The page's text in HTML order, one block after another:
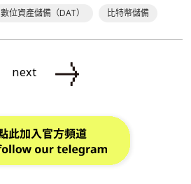
數位資產儲備（DAT） 比特幣儲備
next